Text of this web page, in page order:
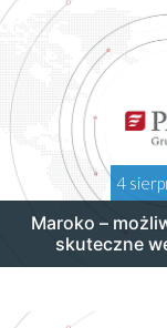
4
Maroko –
skuteczne